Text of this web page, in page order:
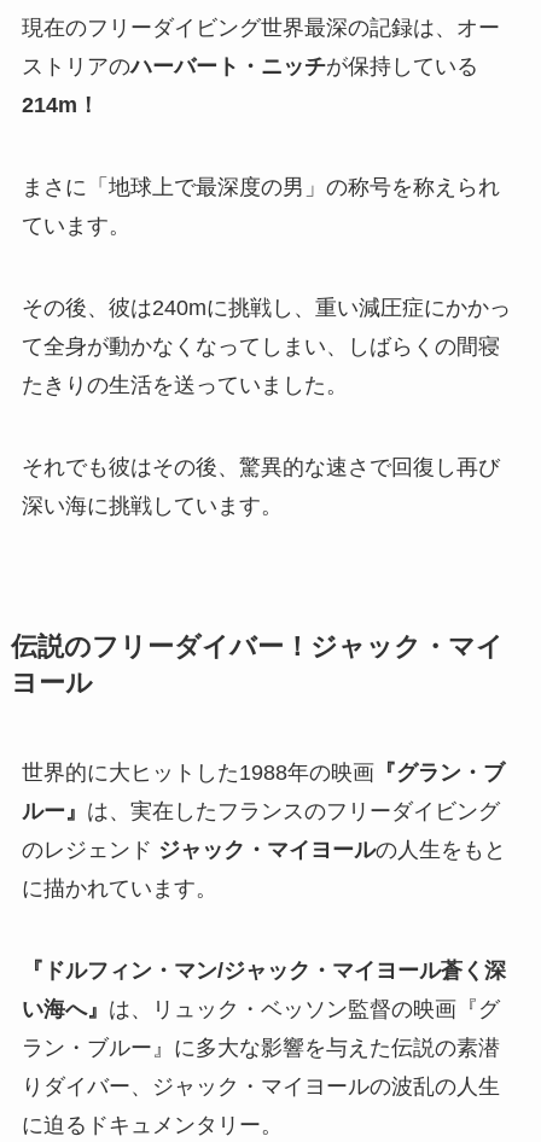
現在のフリーダイビング世界最深の記録は、オー
ストリアのハーバート・ニッチが保持している
214m！
まさに「地球上で最深度の男」の称号を称えられ
ています。
その後、彼は240mに挑戦し、重い減圧症にかかっ
て全身が動かなくなってしまい、しばらくの間寝
たきりの生活を送っていました。
それでも彼はその後、驚異的な速さで回復し再び
深い海に挑戦しています。
伝説のフリーダイバー！ジャック・マイ
ヨール
世界的に大ヒットした1988年の映画『グラン・ブ
ルー』 は、実在したフランスのフリーダイビング
のレジェンド ジャック・マイヨールの人生をもと
に描かれています。
『ドルフィン・マン/ジャック・マイヨール蒼く深
い海へ』 は、リュック・ベッソン監督の映画『グ
ラン・ブルー』に多大な影響を与えた伝説の素潜
りダイバー、ジャック・マイヨールの波乱の人生
に迫るドキュメンタリー。